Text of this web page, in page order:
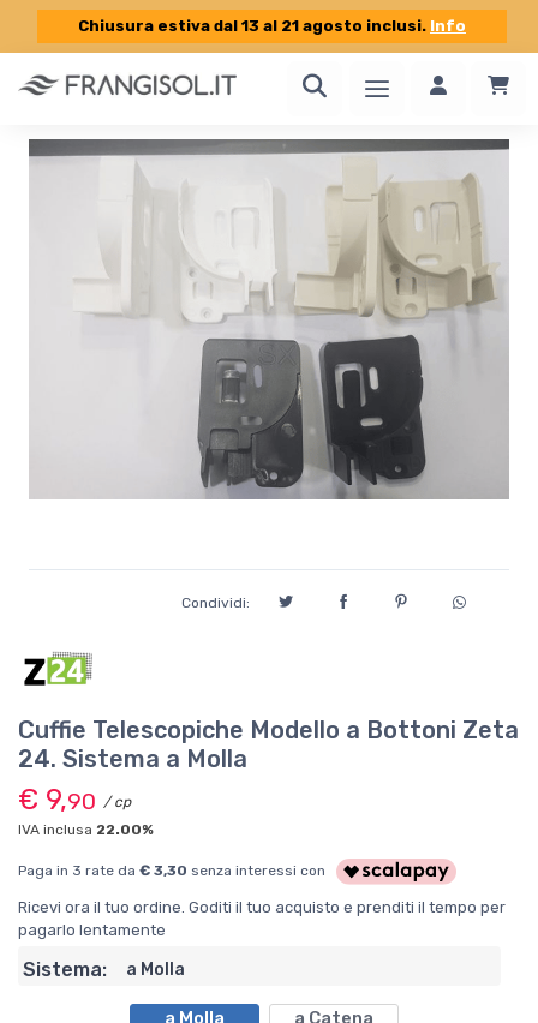
Chiusura estiva dal 13 al 21 agosto inclusi. Info
Condividi:
Cuffie Telescopiche Modello a Bottoni Zeta
24. Sistema a Molla
€ 9,90 / cp
IVA inclusa 22.00%
Paga in 3 rate da € 3,30 senza interessi con
Ricevi ora il tuo ordine. Goditi il tuo acquisto e prenditi il tempo per
pagarlo lentamente
Sistema: a Molla
a Molla a Catena